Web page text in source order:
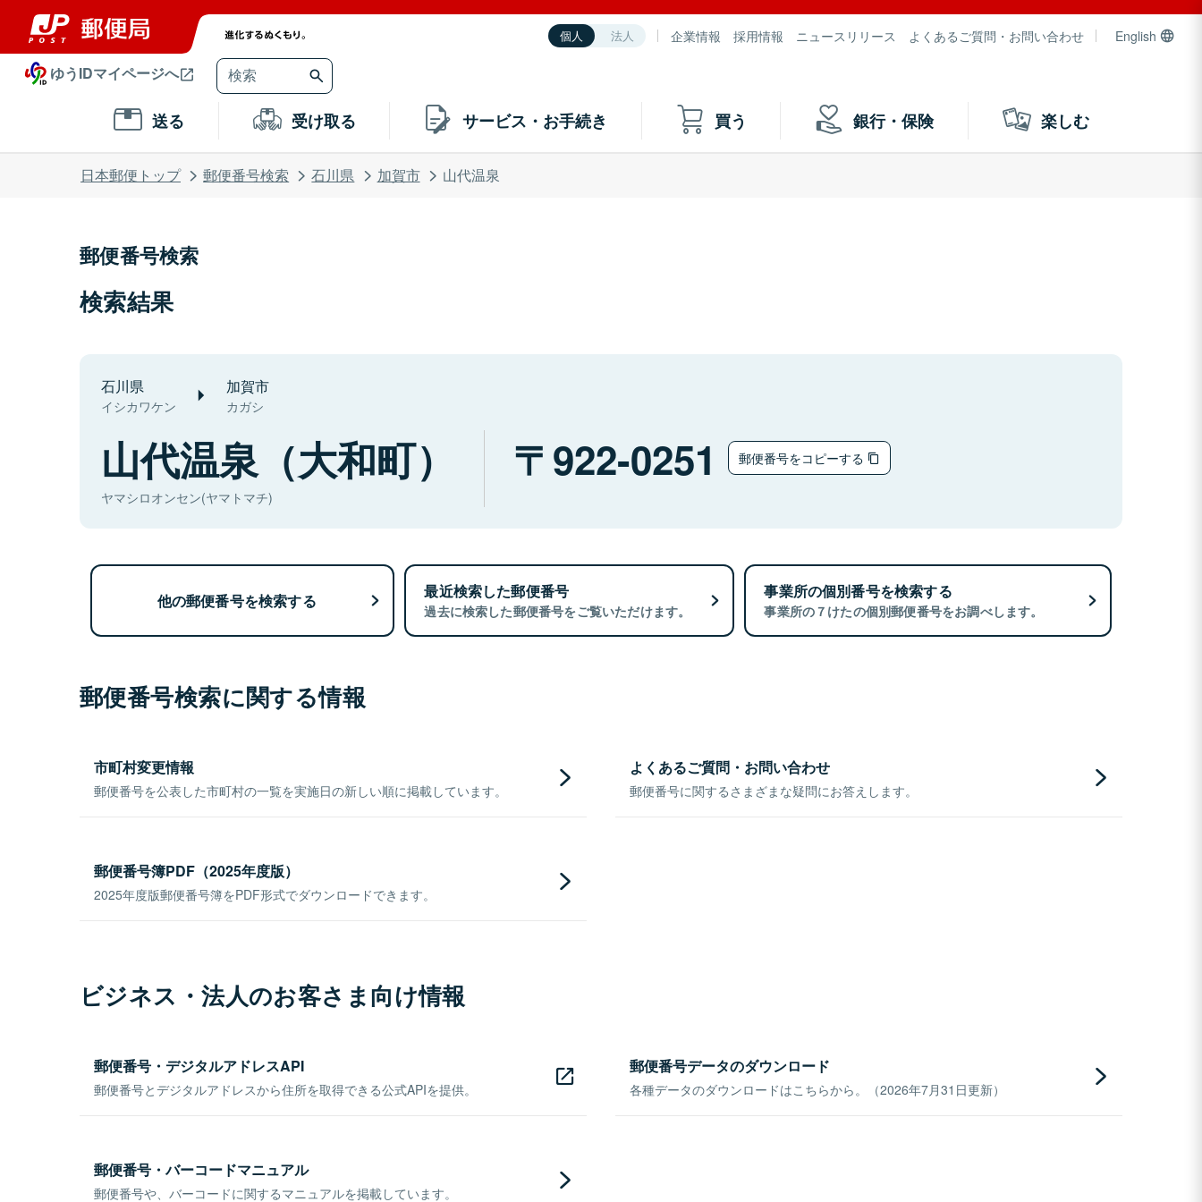
個人 法人 企業情報 採用情報 ニュースリリース よくあるご質問・お問い合わせ English
ゆうIDマイページへ
送る 受け取る サービス・お手続き 買う 銀行・保険 楽しむ
日本郵便トップ 郵便番号検索 石川県 加賀市 山代温泉
郵便番号検索
検索結果
石川県
イシカワケン
加賀市
カガシ
山代温泉（大和町）
ヤマシロオンセン(ヤマトマチ)
922-0251 郵便番号をコピーする
他の郵便番号を検索する 最近検索した郵便番号
過去に検索した郵便番号をご覧いただけます。
事業所の個別番号を検索する
事業所の７けたの個別郵便番号をお調べします。
郵便番号検索に関する情報
市町村変更情報
郵便番号を公表した市町村の一覧を実施日の新しい順に掲載しています。
よくあるご質問・お問い合わせ
郵便番号に関するさまざまな疑問にお答えします。
郵便番号簿PDF（2025年度版）
2025年度版郵便番号簿をPDF形式でダウンロードできます。
ビジネス・法人のお客さま向け情報
郵便番号・デジタルアドレスAPI
郵便番号とデジタルアドレスから住所を取得できる公式APIを提供。
郵便番号データのダウンロード
各種データのダウンロードはこちらから。（2026年7月31日更新）
郵便番号・バーコードマニュアル
郵便番号や、バーコードに関するマニュアルを掲載しています。